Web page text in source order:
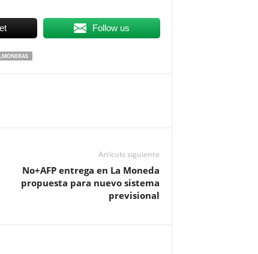
Follow us
Artículo siguiente
No+AFP entrega en La Moneda
propuesta para nuevo sistema
previsional